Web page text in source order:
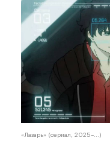
«Лазарь» (сериал, 2025–...)